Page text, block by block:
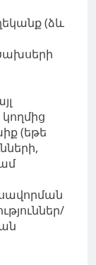
(ձև
(եթե